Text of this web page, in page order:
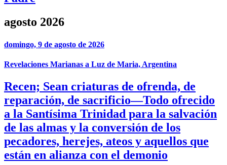
agosto 2026
domingo, 9 de agosto de 2026
Revelaciones Marianas a Luz de Maria, Argentina
Recen; Sean criaturas de ofrenda, de
reparación, de sacrificio—Todo ofrecido
a la Santísima Trinidad para la salvación
de las almas y la conversión de los
pecadores, herejes, ateos y aquellos que
están en alianza con el demonio